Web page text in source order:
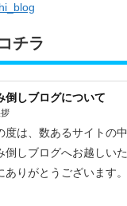
チラ
倒しブログについて
拶
度は、数あるサイトの
倒しブログへお越しい
ありがとうございます。